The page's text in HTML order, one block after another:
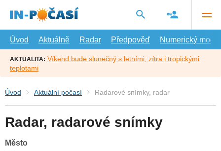
hlavní
Úvod
Aktuálně Radar Předpověď Numerický model
AKTUALITA: Víkend bude slunečný s letními, zítra i tropickými
teplotami
Úvod Aktuální počasí Radarové snímky, radar
Radar, radarové snímky
Město